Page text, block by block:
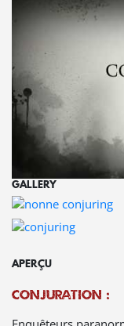
GALLERY
APERÇU
Conjuration :